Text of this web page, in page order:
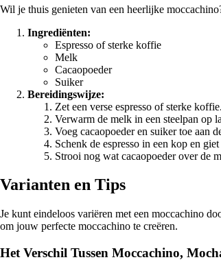
Wil je thuis genieten van een heerlijke
Ingrediënten:
Espresso of sterke koffie
Melk
Cacaopoeder
Suiker
Bereidingswijze:
Zet een verse espresso of sterke koffie.
Verwarm de melk in een steelpan op
Voeg cacaopoeder en suiker toe aan
Schenk de espresso in een kop en
Strooi nog wat cacaopoeder over de
Varianten en Tips
Je kunt eindeloos variëren met een moccachino
om jouw perfecte moccachino te creëren.
Het Verschil Tussen Moccachino,